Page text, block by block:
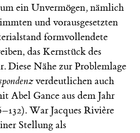
ein Unvermögen, nämlich
und vorausgesetzten
formvollendete
das Kernstück des
Diese Nähe zur Problemlage
verdeutlichen auch
Abel Gance aus dem Jahr
War Jacques Rivière
Stellung als